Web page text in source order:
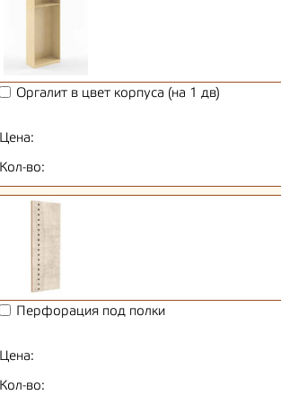
Оргалит в цвет корпуса (на 1 дв)
Цена:
Кол-во:
Перфорация под полки
Цена:
Кол-во: